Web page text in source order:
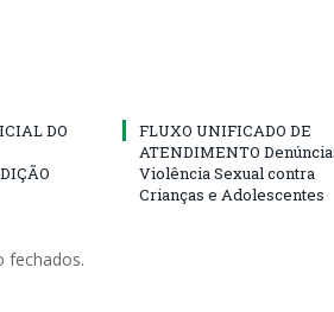
DO
FLUXO UNIFICADO DE
ATENDIMENTO
Violência Sexual contra
Crianças e Adolescentes
fechados.